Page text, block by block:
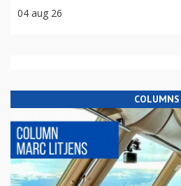
04 aug 26
COLUMNS